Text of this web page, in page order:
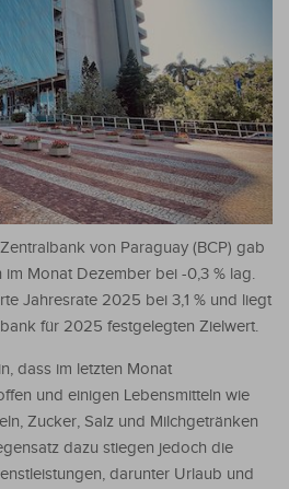
von Paraguay (BCP) gab
Monat Dezember bei -0,3 % lag.
Jahresrate 2025 bei 3,1 % und liegt
für 2025 festgelegten Zielwert.
dass im letzten Monat
und einigen Lebensmitteln wie
Zucker, Salz und Milchgetränken
dazu stiegen jedoch die
darunter Urlaub und